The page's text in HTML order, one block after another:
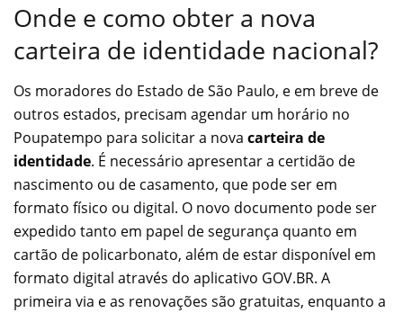
Onde e como obter a nova
carteira de identidade nacional?
Os moradores do Estado de São Paulo, e em breve de
outros estados, precisam agendar um horário no
Poupatempo para solicitar a nova carteira de
identidade. É necessário apresentar a certidão de
nascimento ou de casamento, que pode ser em
formato físico ou digital. O novo documento pode ser
expedido tanto em papel de segurança quanto em
cartão de policarbonato, além de estar disponível em
formato digital através do aplicativo GOV.BR. A
primeira via e as renovações são gratuitas, enquanto a